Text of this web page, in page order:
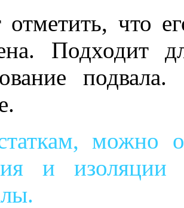
отметить, что
Подходит
можно
и изоляции